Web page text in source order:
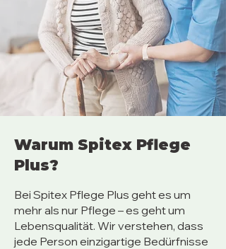
Warum Spitex Pflege
Plus?
Bei Spitex Pflege Plus geht es um
mehr als nur Pflege – es geht um
Lebensqualität. Wir verstehen, dass
jede Person einzigartige Bedürfnisse